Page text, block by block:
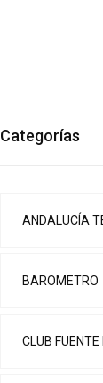
Categorías
ANDALUCÍA
BAROMETRO
CLUB FUENTE